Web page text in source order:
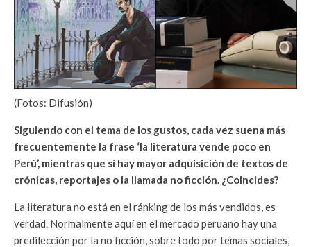
(Fotos: Difusión)
Siguiendo con el tema de los gustos, cada vez suena más
frecuentemente la frase ‘la literatura vende poco en
Perú’, mientras que sí hay mayor adquisición de textos de
crónicas, reportajes o la llamada no ficción. ¿Coincides?
La literatura no está en el ránking de los más vendidos, es
verdad. Normalmente aquí en el mercado peruano hay una
predilección por la no ficción, sobre todo por temas sociales,